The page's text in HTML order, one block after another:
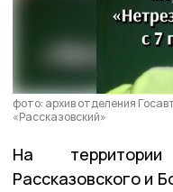
фото: архив отделения
«Рассказовский»
На
Рассказовского и